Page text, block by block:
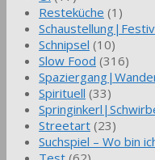
Resteküche (1)
Schnipsel (10)
Slow Food (316)
Spirituell (33)
Streetart (23)
Suchspiel – Wo bin